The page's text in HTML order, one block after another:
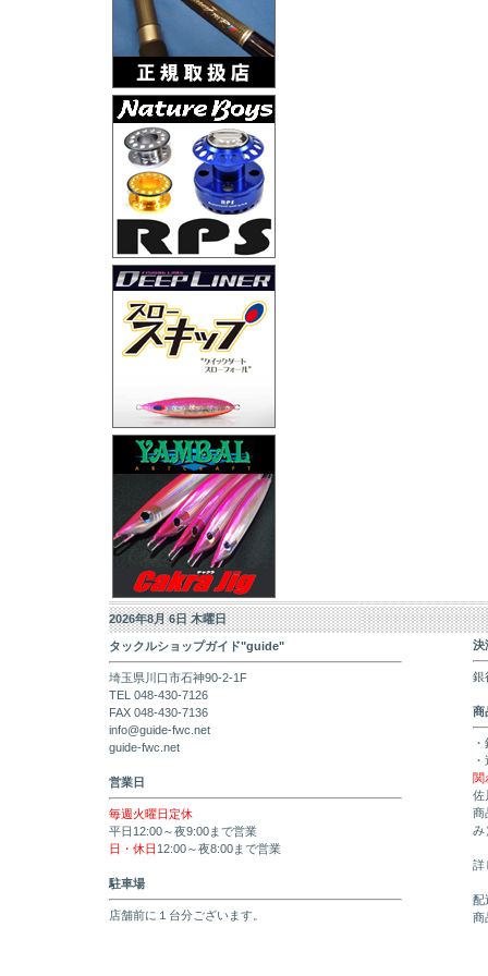
2026年8月 6日 木曜日
タックルショップガイド"guide"
埼玉県川口市石神90-2-1F
TEL 048-430-7126
FAX 048-430-7136
info@guide-fwc.net
guide-fwc.net
営業日
毎週火曜日定休
平日12:00～夜9:00まで営業
日・休日 12:00～夜8:00まで営業
駐車場
店舗前に１台分ございます。
決
銀
商
関
佐
商
み
詳
配
商